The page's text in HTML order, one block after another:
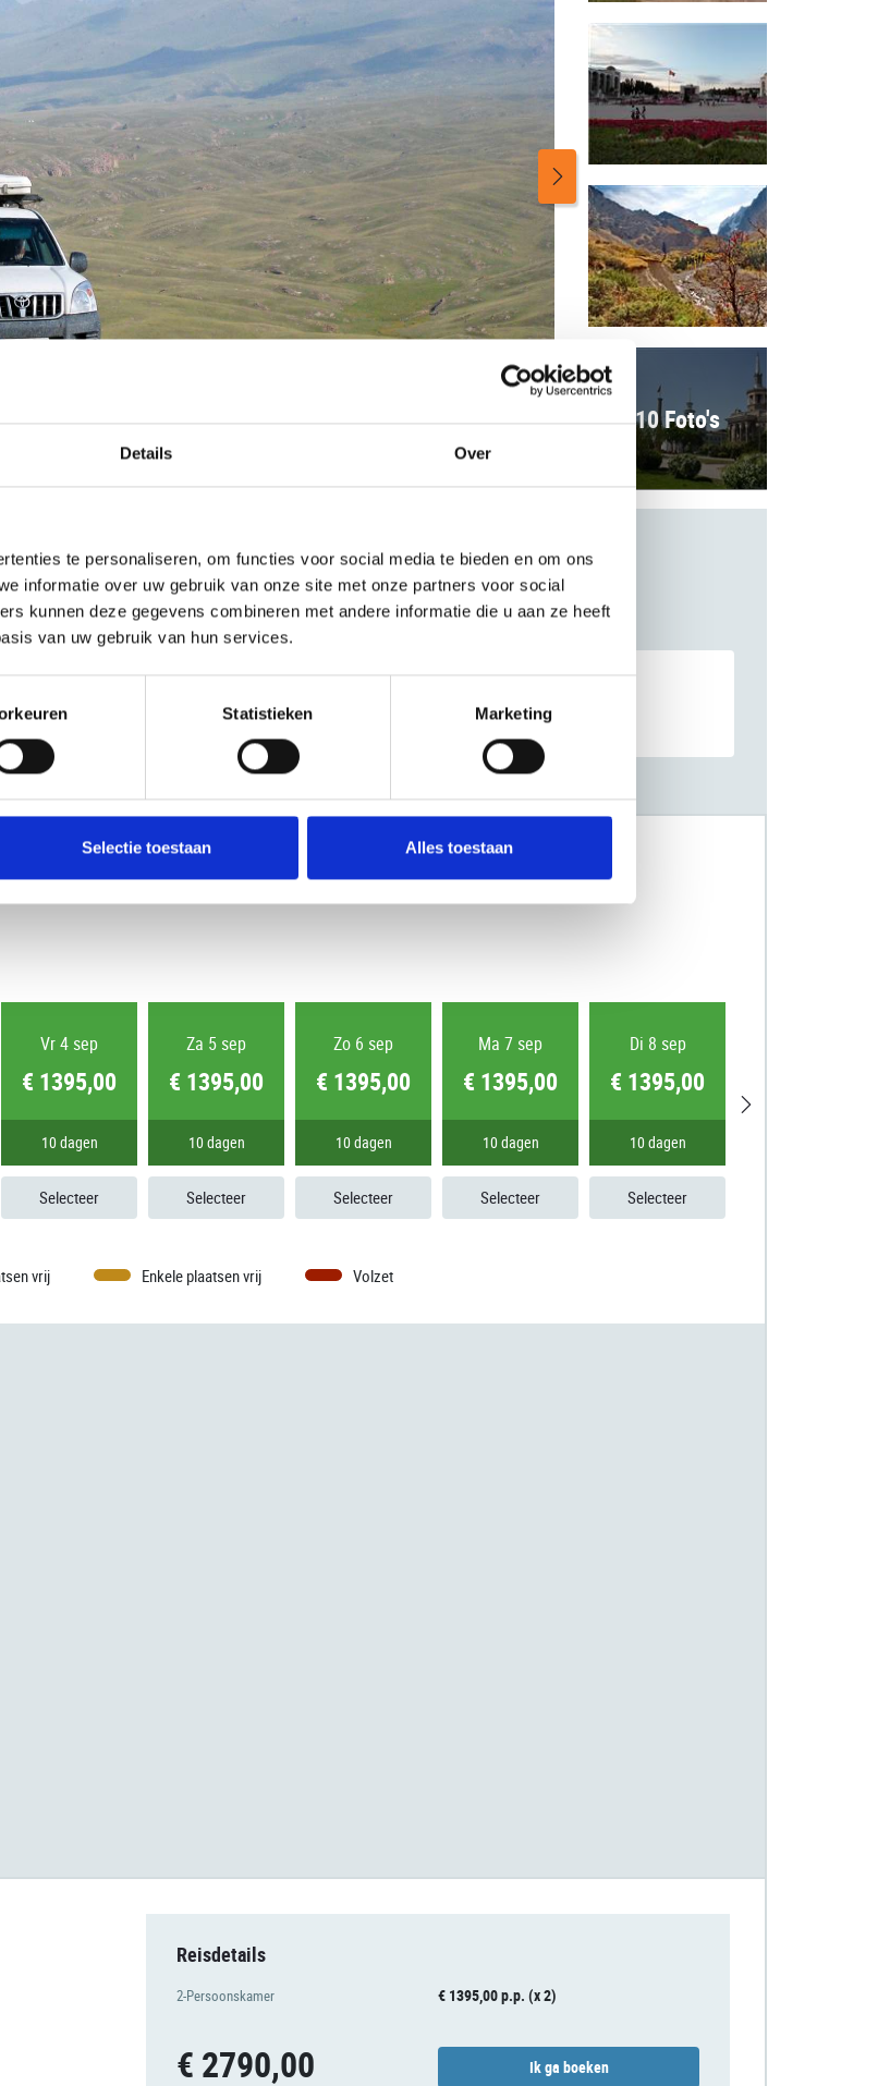
Details Over
te personaliseren, om functies voor social media te bieden en om ons
informatie over uw gebruik van onze site met onze partners voor social
kunnen deze gegevens combineren met andere informatie die u aan ze heeft
van uw gebruik van hun services.
Statistieken Marketing
Selectie toestaan Alles toestaan
10 Foto's
Uw huidige selectie
Vr 4 sep
€ 1395,00
10 dagen
Selecteer
Za 5 sep
€ 1395,00
10 dagen
Selecteer
Zo 6 sep
€ 1395,00
10 dagen
Selecteer
Ma 7 sep
€ 1395,00
10 dagen
Selecteer
Di 8 sep
€ 1395,00
10 dagen
Selecteer
vrij Enkele plaatsen vrij Volzet
Reisdetails
2-Persoonskamer € 1395,00 p.p. (x 2)
€ 2790,00 Ik ga boeken